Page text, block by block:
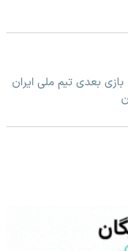
بازی بعدی تیم ملی ایران